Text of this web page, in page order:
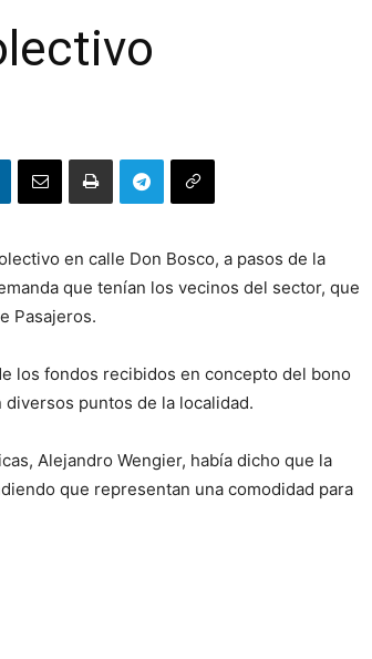
en calle Don Bosco, a pasos de la
que tenían los vecinos del sector, que
Pasajeros.
los fondos recibidos en concepto del bono
puntos de la localidad.
Alejandro Wengier, había dicho que la
que representan una comodidad para